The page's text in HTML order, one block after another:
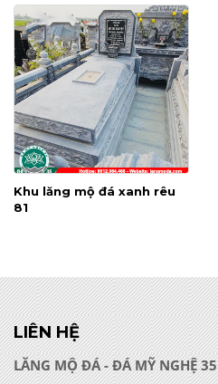
Khu lăng mộ đá xanh rêu
81
LIÊN HỆ
LĂNG MỘ ĐÁ - ĐÁ MỸ NGHỆ 35